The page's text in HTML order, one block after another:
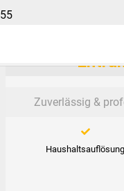
Zuverlässig &
Haushaltsauflösung